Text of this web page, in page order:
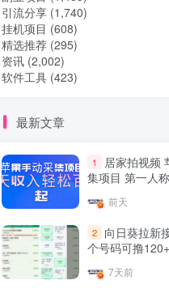
热门文章
想做项目可以联系虎哥微信 虎
解答并且远程视频教学
TOP1
Google
教程：虎哥手把
站赚取美元收入
TOP2
引流分享 (1,740)
挂机项目 (608)
精选推荐 (295)
资讯 (2,002)
软件工具 (423)
最新文章
1
居家拍视频
集项目 第一人
元起前天
2
向日葵拉新
个号码可撸
7天前